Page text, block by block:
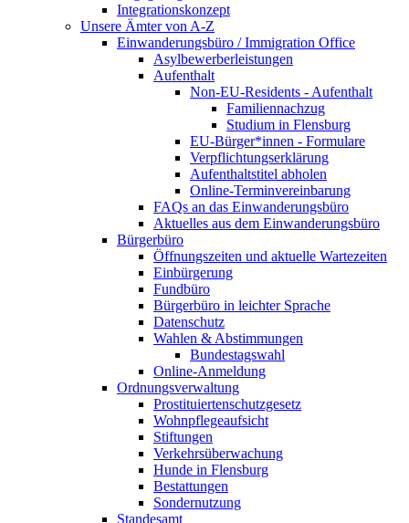
Integrationskonzept
Unsere Ämter von A-Z
Einwanderungsbüro / Immigration Office
Asylbewerberleistungen
Aufenthalt
Non-EU-Residents - Aufenthalt
Familiennachzug
Studium in Flensburg
EU-Bürger*innen - Formulare
Verpflichtungserklärung
Aufenthaltstitel abholen
Online-Terminvereinbarung
FAQs an das Einwanderungsbüro
Aktuelles aus dem Einwanderungsbüro
Bürgerbüro
Öffnungszeiten und aktuelle Wartezeiten
Einbürgerung
Fundbüro
Bürgerbüro in leichter Sprache
Datenschutz
Wahlen & Abstimmungen
Bundestagswahl
Online-Anmeldung
Ordnungsverwaltung
Prostituiertenschutzgesetz
Wohnpflegeaufsicht
Stiftungen
Verkehrsüberwachung
Hunde in Flensburg
Bestattungen
Sondernutzung
Standesamt